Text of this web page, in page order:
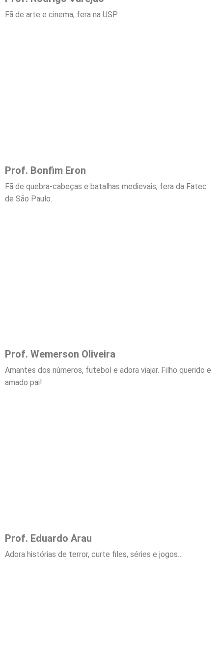
Fã de arte e cinema, fera na USP
Prof. Bonfim Eron
Fã de quebra-cabeças e batalhas medievais, fera da Fatec
de São Paulo.
Prof. Wemerson Oliveira
Amantes dos números, futebol e adora viajar. Filho querido e
amado pai!
Prof. Eduardo Arau
Adora histórias de terror, curte files, séries e jogos…